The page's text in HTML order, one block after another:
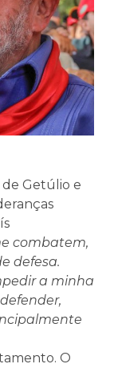
Getúlio e
combatem,
defesa.
a minha
O